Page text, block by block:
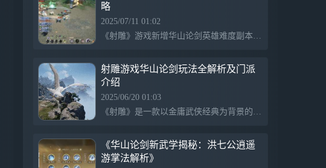
略
2025/07/11 01:02
《射雕》游戏新增华山论剑英雄难度副本，挑战东邪黄药师和北丐洪七公的绝学，强调团队合作和龙柱布局，洪七公技能强大，具备先进的战斗策略和配合要求，提升副本难度和策略性。
射雕游戏华山论剑玩法全解析及门派
介绍
2025/06/20 01:03
《射雕》是一款以金庸武侠经典为背景的游戏，重现华山论剑的传奇场景，玩家可体验五大宗师的绝世武学和经典战斗技能，如洪七公的降龙十八掌与龙脉共鸣，展现丰富的武林江湖世界。
《华山论剑新武学揭秘：洪七公逍遥
游掌法解析》